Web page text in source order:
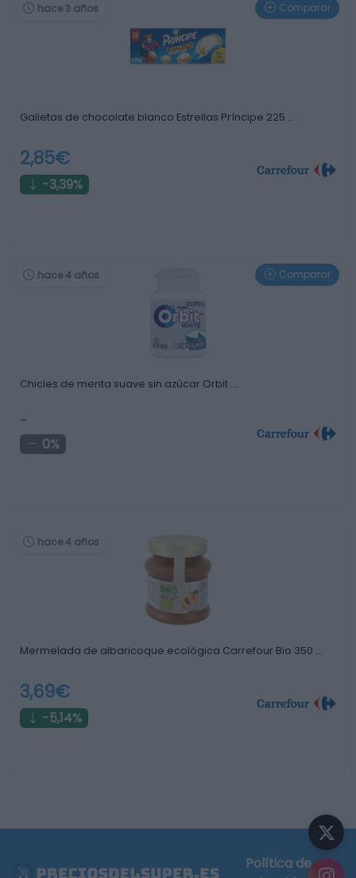
hace 3 años Comparar
Galletas de chocolate blanco Estrellas Príncipe 225 …
2,85€
-3,39%
hace 4 años Comparar
Chicles de menta suave sin azúcar Orbit …
-
0%
hace 4 años
Mermelada de albaricoque ecológica Carrefour Bio 350 …
3,69€
-5,14%
Política de